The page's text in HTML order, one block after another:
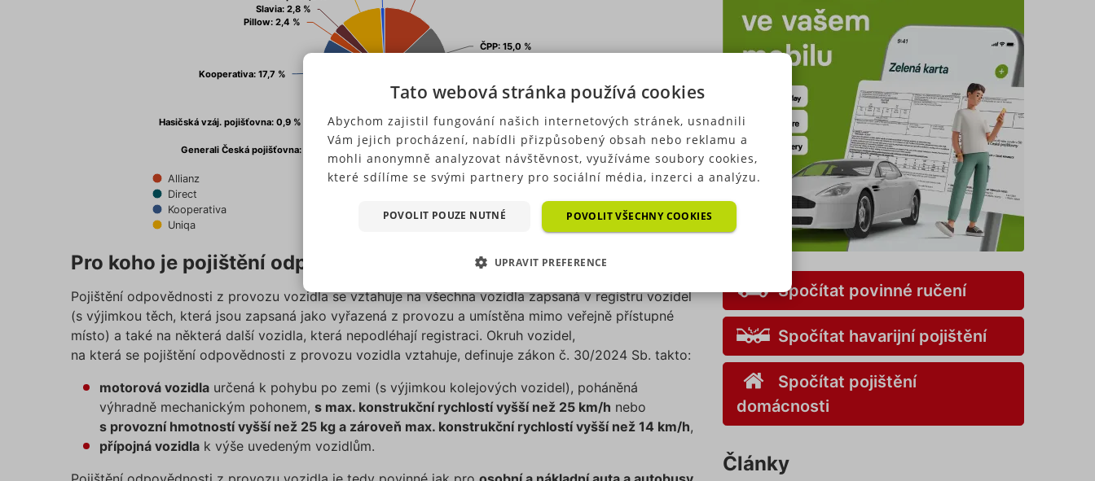
ČPP: 15,0 %
ČPP: 15,0 %
Direct: 5,4 %
Direct: 5,4 %
Generali Česká pojišťovna: 22,2 %
Generali Česká pojišťovna: 22,2 %
Hasičská vzáj. pojišťovna: 0,9 %
Hasičská vzáj. pojišťovna: 0,9 %
Kooperativa: 17,7 %
Kooperativa: 17,7 %
Pillow: 2,4 %
Pillow: 2,4 %
Slavia: 2,8 %
Slavia: 2,8 %
Allianz ČPP ČSOB pojišťovna
Direct
Kooperativa
Slavia
Uniqa
End of interactive chart.
Pro koho je pojištění odpovědnosti z provozu vozidla povinné?
Pojištění odpovědnosti z provozu vozidla se vztahuje na všechna vozidla zapsaná v registru vozidel
(s výjimkou těch, která jsou zapsaná jako vyřazená z provozu a umístěna mimo veřejně přístupné
místo) a také na některá další vozidla, která nepodléhají registraci. Okruh vozidel,
na která se pojištění odpovědnosti z provozu vozidla vztahuje, definuje zákon č. 30/2024 Sb. takto:
motorová vozidlaurčená k pohybu po zemi (s výjimkou kolejových vozidel), poháněná
výhradně mechanickým pohonem, s max. konstrukční rychlostí vyšší než 25 km/h nebo
s provozní hmotností vyšší než 25 kg a zároveň max. konstrukční rychlostí vyšší než 14 km/h,
přípojná vozidlak výše uvedeným vozidlům.
Spočítat povinné ručení
Spočítat havarijní pojištění
Spočítat pojištění
domácnosti
Články
Tato webová stránka používá cookies
Abychom zajistil fungování našich internetových stránek, usnadnili
Vám jejich procházení, nabídli přizpůsobený obsah nebo reklamu a
mohli anonymně analyzovat návštěvnost, využíváme soubory cookies,
které sdílíme se svými partnery pro sociální média, inzerci a analýzu.
soubory, nezařazené soubory) můžeme využívat pouze s Vaším
předchozím souhlasem, který můžete udělit zaškrtnutím políčka u
Souhlas s použitím všech těchto typů cookies můžete udělit také
jednoduše jedním kliknutím na tlačítko „Povolit všechny cookies“.
Pokud si nepřejete udělit souhlas s používáním žádného z volitelných
typů cookies, klikněte na tlačítko „Povolit pouze nutné cookies“, a my
budeme využívat pouze tzv. nutné nebo funkční cookies, jejichž
použití je nezbytné pro chod této webové stránky. Nastavení cookies
můžete kdykoliv upravit na podstránce "Změnit nastavení Cookies" v
zápatí našich internetových stránek. Další informace naleznete v
našich
Zásadách ochrany osobních údajů aZásadách používání
souborů cookie
POVOLIT VŠECHNY COOKIES
POVOLIT POUZE NUTNÉ
UPRAVIT PREFERENCE
NEZBYTNĚ NUTNÉ SOUBORY VÝKONOVÉ SOUBORY
SOUBORY CÍLENÍ FUNKČNÍ SOUBORY
Nezbytně nutné soubory
Funkční soubory
Nezařazené soubory